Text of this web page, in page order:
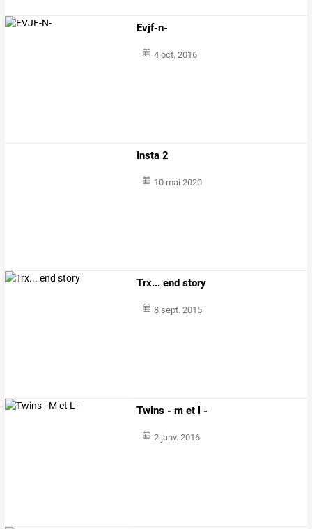
Evjf-n-
4 oct. 2016
Insta 2
10 mai 2020
Trx... end story
8 sept. 2015
Twins - m et l -
2 janv. 2016